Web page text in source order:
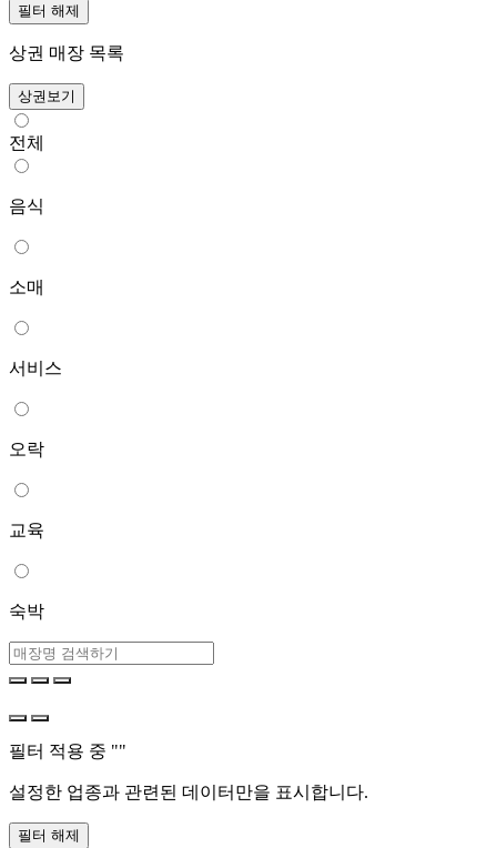
필터 해제
상권 매장 목록
상권보기
전체
음식
소매
서비스
오락
교육
숙박
필터 적용 중 ""
설정한 업종과 관련된 데이터만을 표시합니다.
필터 해제